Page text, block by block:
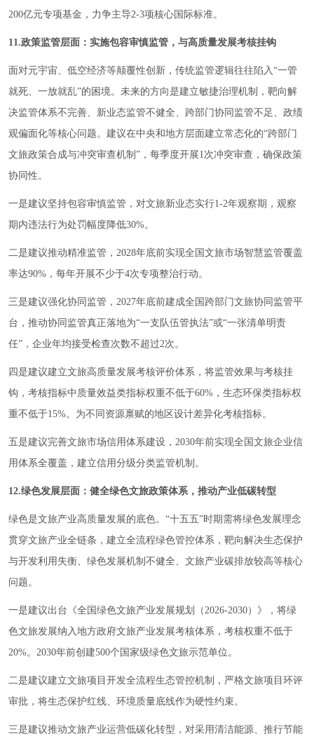
200亿元专项基金，力争主导2-3项核心国际标准。
11.政策监管层面：实施包容审慎监管，与高质量发展考核挂钩
面对元宇宙、低空经济等颠覆性创新，传统监管逻辑往往陷入“一管
就死、一放就乱”的困境。未来的方向是建立敏捷治理机制，靶向解
决监管体系不完善、新业态监管不健全、跨部门协同监管不足、政绩
观偏面化等核心问题。建议在中央和地方层面建立常态化的“跨部门
文旅政策合成与冲突审查机制”，每季度开展1次冲突审查，确保政策
协同性。
一是建议坚持包容审慎监管，对文旅新业态实行1-2年观察期，观察
期内违法行为处罚幅度降低30%。
二是建议推动精准监管，2028年底前实现全国文旅市场智慧监管覆盖
率达90%，每年开展不少于4次专项整治行动。
三是建议强化协同监管，2027年底前建成全国跨部门文旅协同监管平
台，推动协同监管真正落地为“一支队伍管执法”或“一张清单明责
任”，企业年均接受检查次数不超过2次。
四是建议建立文旅高质量发展考核评价体系，将监管效果与考核挂
钩，考核指标中质量效益类指标权重不低于60%，生态环保类指标权
重不低于15%。为不同资源禀赋的地区设计差异化考核指标。
五是建议完善文旅市场信用体系建设，2030年前实现全国文旅企业信
用体系全覆盖，建立信用分级分类监管机制。
12.绿色发展层面：健全绿色文旅政策体系，推动产业低碳转型
绿色是文旅产业高质量发展的底色。“十五五”时期需将绿色发展理念
贯穿文旅产业全链条，建立全流程绿色管控体系，靶向解决生态保护
与开发利用失衡、绿色发展机制不健全、文旅产业碳排放较高等核心
问题。
一是建议出台《全国绿色文旅产业发展规划（2026-2030）》，将绿
色文旅发展纳入地方政府文旅产业发展考核体系，考核权重不低于
20%。2030年前创建500个国家级绿色文旅示范单位。
二是建议建立文旅项目开发全流程生态管控机制，严格文旅项目环评
审批，将生态保护红线、环境质量底线作为硬性约束。
三是建议推动文旅产业运营低碳化转型，对采用清洁能源、推行节能